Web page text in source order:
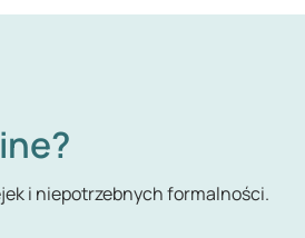
i niepotrzebnych formalności.